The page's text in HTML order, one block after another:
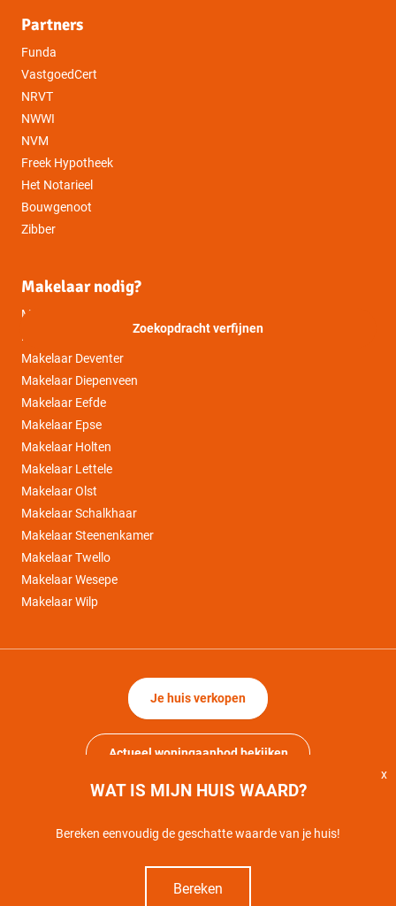
x
WAT IS MIJN HUIS WAARD?
Bereken eenvoudig de geschatte waarde van je huis!
Bereken
Zoekopdracht verfijnen
Partners
Funda
VastgoedCert
NRVT
NWWI
NVM
Freek Hypotheek
Het Notarieel
Bouwgenoot
Zibber
Makelaar nodig?
Makelaar Bathmen
Makelaar Colmschate
Makelaar Deventer
Makelaar Diepenveen
Makelaar Eefde
Makelaar Epse
Makelaar Holten
Makelaar Lettele
Makelaar Olst
Makelaar Schalkhaar
Makelaar Steenenkamer
Makelaar Twello
Makelaar Wesepe
Makelaar Wilp
Je huis verkopen
Actueel woningaanbod bekijken
Copyright © Mercurius Makelaars Deventer | 2014-2026
Disclaimer